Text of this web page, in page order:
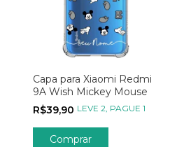
Capa para Xiaomi Redmi
9A Wish Mickey Mouse
R$39,90 LEVE 2, PAGUE 1
Comprar